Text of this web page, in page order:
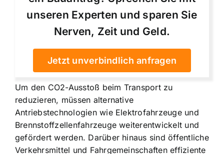
unseren Experten und sparen Sie
Nerven, Zeit und Geld.
Jetzt unverbindlich anfragen
Um den CO2-Ausstoß beim Transport zu
reduzieren, müssen alternative
Antriebstechnologien wie Elektrofahrzeuge und
Brennstoffzellenfahrzeuge weiterentwickelt und
gefördert werden. Darüber hinaus sind öffentliche
Verkehrsmittel und Fahrgemeinschaften effiziente